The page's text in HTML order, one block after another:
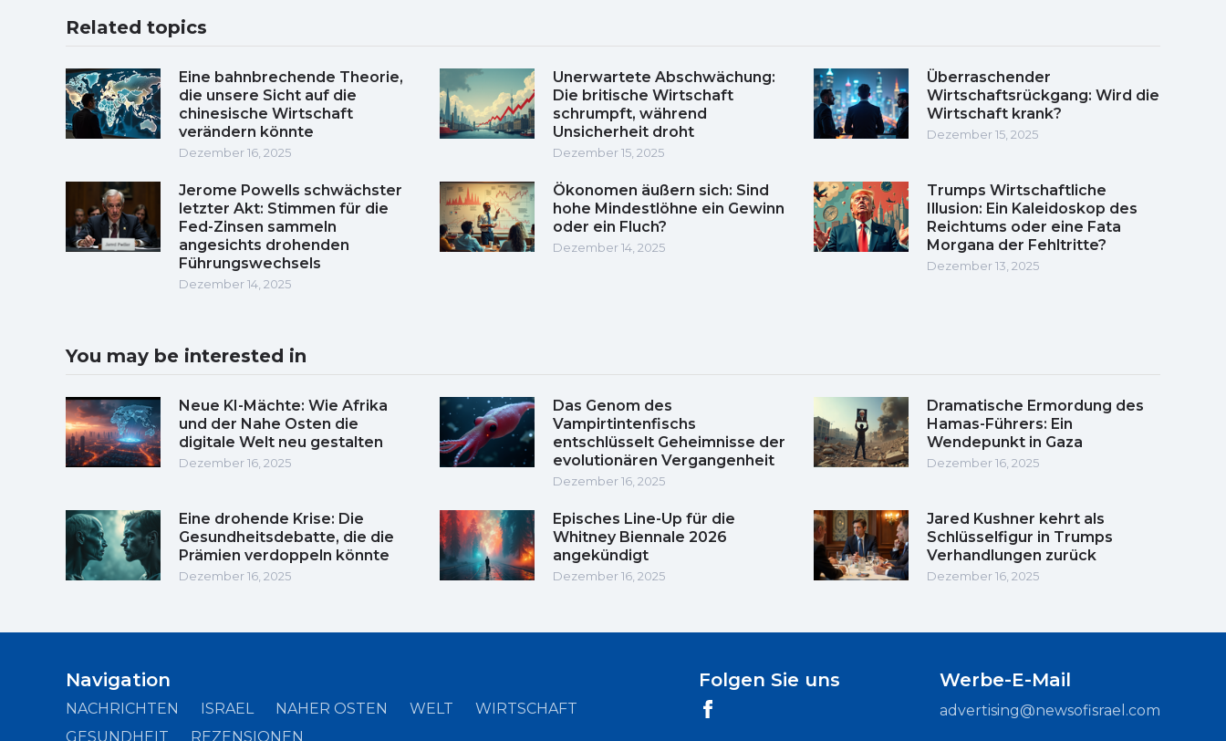
Related topics
Eine bahnbrechende Theorie,
die unsere Sicht auf die
chinesische Wirtschaft
verändern könnte
Dezember 16, 2025
Unerwartete Abschwächung:
Die britische Wirtschaft
schrumpft, während
Unsicherheit droht
Dezember 15, 2025
Überraschender
Wirtschaftsrückgang: Wird die
Wirtschaft krank?
Dezember 15, 2025
Jerome Powells schwächster
letzter Akt: Stimmen für die
Fed-Zinsen sammeln
angesichts drohenden
Führungswechsels
Dezember 14, 2025
Ökonomen äußern sich: Sind
hohe Mindestlöhne ein Gewinn
oder ein Fluch?
Dezember 14, 2025
Trumps Wirtschaftliche
Illusion: Ein Kaleidoskop des
Reichtums oder eine Fata
Morgana der Fehltritte?
Dezember 13, 2025
You may be interested in
Neue KI-Mächte: Wie Afrika
und der Nahe Osten die
digitale Welt neu gestalten
Dezember 16, 2025
Das Genom des
Vampirtintenfischs
entschlüsselt Geheimnisse der
evolutionären Vergangenheit
Dezember 16, 2025
Dramatische Ermordung des
Hamas-Führers: Ein
Wendepunkt in Gaza
Dezember 16, 2025
Eine drohende Krise: Die
Gesundheitsdebatte, die die
Prämien verdoppeln könnte
Dezember 16, 2025
Episches Line-Up für die
Whitney Biennale 2026
angekündigt
Dezember 16, 2025
Jared Kushner kehrt als
Schlüsselfigur in Trumps
Verhandlungen zurück
Dezember 16, 2025
Navigation
NACHRICHTEN ISRAEL NAHER OSTEN WELT
WIRTSCHAFT
GESUNDHEIT
REZENSIONEN
Folgen Sie uns Werbe-E-Mail
advertising@newsofisrael.com